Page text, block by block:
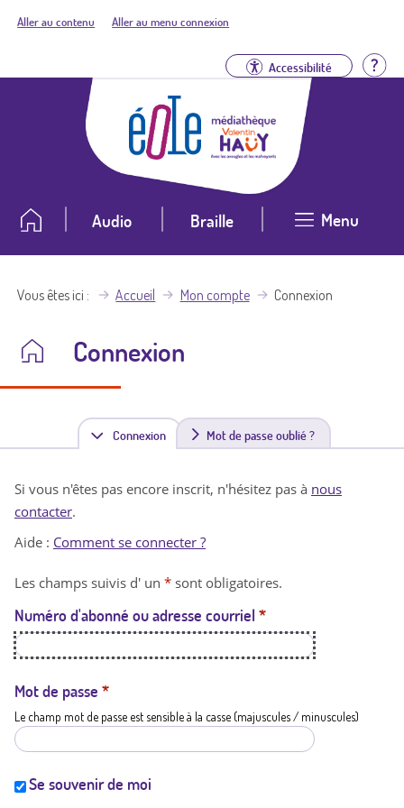
Aller au contenu Aller au menu connexion
Accessibilité
Audio Braille Menu
Vous êtes ici Accueil Mon compte Connexion
Connexion
Connexion(
n
t
a
t
i
Mot de passe oublié ?
Si vous n'êtes pas encore inscrit, n'hésitez pas à nous
contacter.
Aide : Comment se connecter ?
Les champs suivis d' un * sont obligatoires.
Numéro d'abonné ou adresse courriel *
Mot de passe *
Le champ mot de passe est sensible à la casse (majuscules / minuscules)
Se souvenir de moi